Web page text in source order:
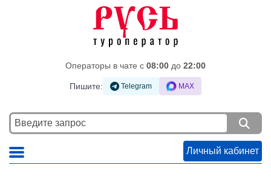
Операторы в чате c 08:00 до 22:00
Пишите: Telegram MAX
Личный кабинет